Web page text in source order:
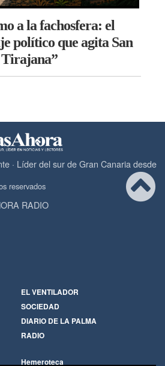
a la fachosfera: el
político que agita San
· Líder del sur de Gran Canaria desde
reservados
RADIO
EL VENTILADOR
SOCIEDAD
DIARIO DE LA PALMA
RADIO
Hemeroteca